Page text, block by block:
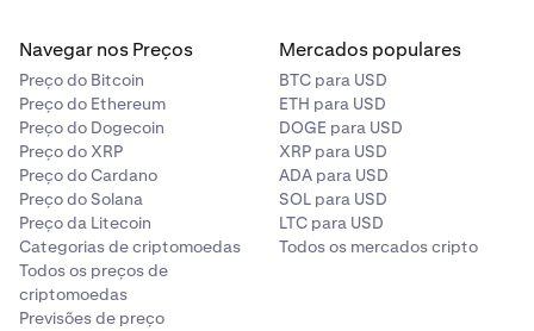
Navegar nos Preços
Preço do Bitcoin
Preço do Ethereum
Preço do Dogecoin
Preço do XRP
Preço do Cardano
Preço do Solana
Preço da Litecoin
Categorias de criptomoedas
Todos os preços de
criptomoedas
Previsões de preço
Mercados populares
BTC para USD
ETH para USD
DOGE para USD
XRP para USD
ADA para USD
SOL para USD
LTC para USD
Todos os mercados cripto